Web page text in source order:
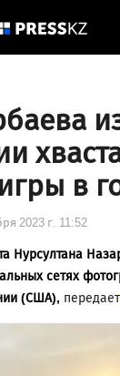
в
2023 г. 11:52
Нурсултана
сетях
(США), передает